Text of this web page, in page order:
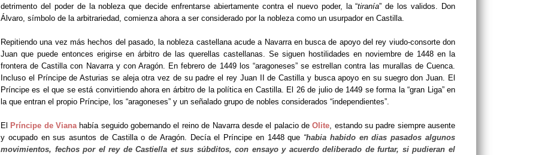
detrimento del poder de la nobleza que decide enfrentarse abiertamente contra el nuevo poder, la “tiranía” de los validos. Don
Álvaro, símbolo de la arbitrariedad, comienza ahora a ser considerado por la nobleza como un usurpador en Castilla.
Repitiendo una vez más hechos del pasado, la nobleza castellana acude a Navarra en busca de apoyo del rey viudo-consorte don
Juan que puede entonces erigirse en árbitro de las querellas castellanas. Se siguen hostilidades en noviembre de 1448 en la
frontera de Castilla con Navarra y con Aragón. En febrero de 1449 los “aragoneses” se estrellan contra las murallas de Cuenca.
Incluso el Príncipe de Asturias se aleja otra vez de su padre el rey Juan II de Castilla y busca apoyo en su suegro don Juan. El
Príncipe es el que se está convirtiendo ahora en árbitro de la política en Castilla. El 26 de julio de 1449 se forma la “gran Liga” en
la que entran el propio Príncipe, los “aragoneses” y un señalado grupo de nobles considerados “independientes”.
El Príncipe de Viana había seguido gobernando el reino de Navarra desde el palacio deOlite, estando su padre siempre ausente
y ocupado en sus asuntos de Castilla o de Aragón. Decía el Príncipe en 1448 que “habia habido en dias pasados algunos
movimientos, fechos por el rey de Castiella et sus súbditos, con ensayo y acuerdo deliberado de furtar, si pudieran el